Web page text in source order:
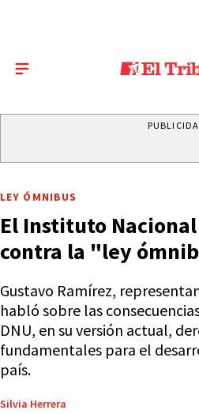
LEY ÓMNIBUS
El Instituto
contra la "ley
Gustavo Ramírez,
habló sobre las
DNU, en su versión actual,
fundamentales para el
país.
Silvia Herrera